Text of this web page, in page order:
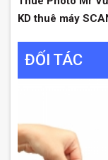
KD thuê máy
ĐỐI TÁC